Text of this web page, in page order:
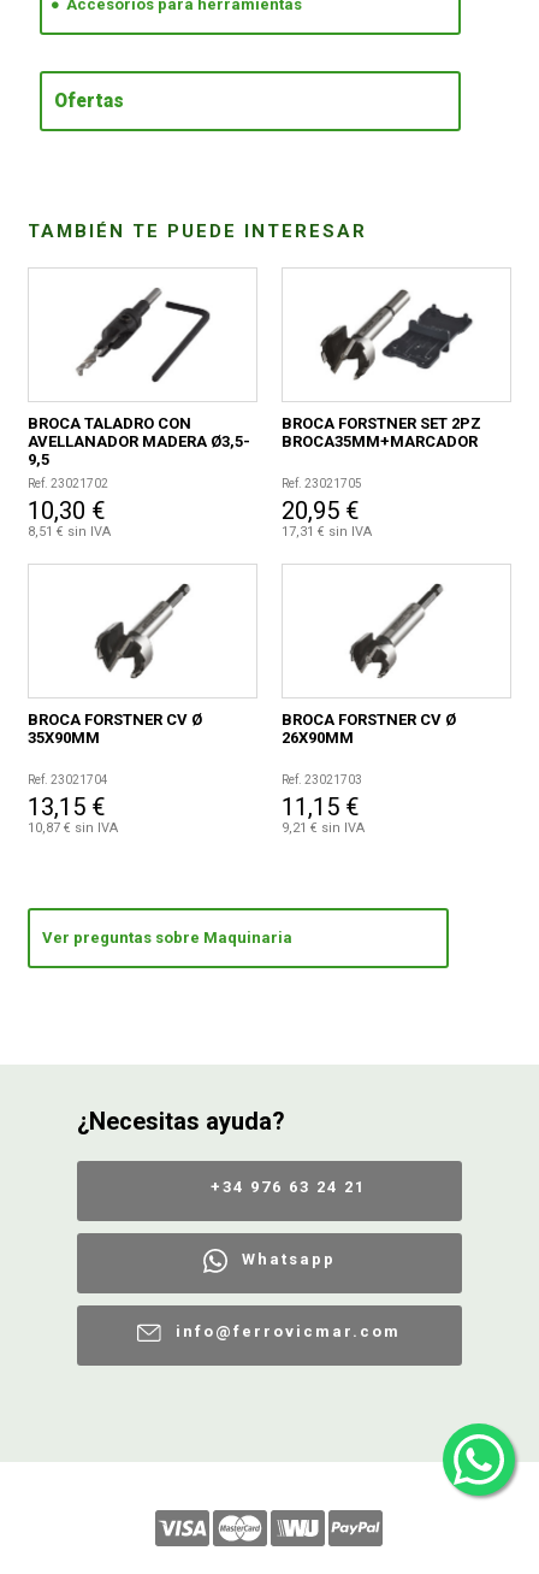
Accesorios para herramientas
Ofertas
TAMBIÉN TE PUEDE INTERESAR
BROCA TALADRO CON
AVELLANADOR MADERA Ø3,5-
9,5
Ref. 23021702
10,30 €
8,51 € sin IVA
BROCA FORSTNER SET 2PZ
BROCA35MM+MARCADOR
Ref. 23021705
20,95 €
17,31 € sin IVA
BROCA FORSTNER CV Ø
35X90MM
Ref. 23021704
13,15 €
10,87 € sin IVA
BROCA FORSTNER CV Ø
26X90MM
Ref. 23021703
11,15 €
9,21 € sin IVA
Ver preguntas sobre Maquinaria
¿Necesitas ayuda?
+34 976 63 24 21
Whatsapp
info@ferrovicmar.com
CONDICIONES